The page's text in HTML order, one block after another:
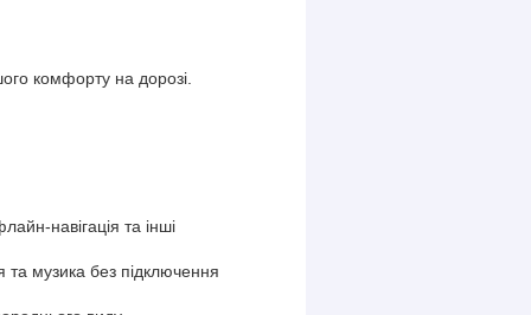
комфорту на дорозі.
навігація та інші
та музика без підключення